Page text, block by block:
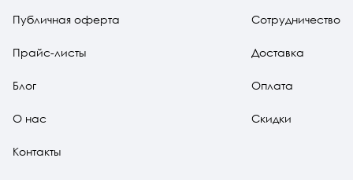
Публичная оферта
Прайс-листы
Блог
О нас
Контакты
Сотрудничество
Доставка
Оплата
Скидки